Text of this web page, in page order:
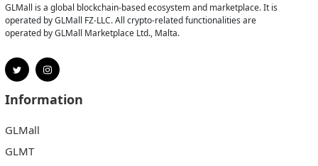
GLMall is a global blockchain-based ecosystem and marketplace. It is
operated by GLMall FZ-LLC. All crypto-related functionalities are
operated by GLMall Marketplace Ltd., Malta.
Information
GLMall
GLMT